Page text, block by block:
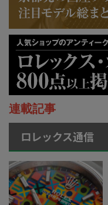
連載記事
ロレックス通信